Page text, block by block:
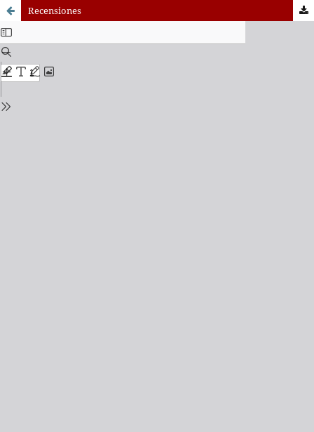
Recensiones